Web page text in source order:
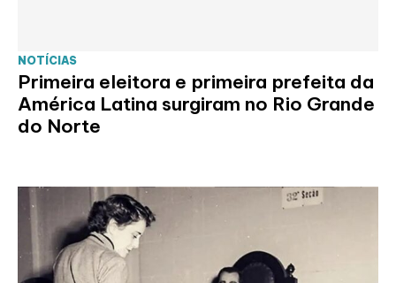
NOTÍCIAS
Primeira eleitora e primeira prefeita da
América Latina surgiram no Rio Grande
do Norte